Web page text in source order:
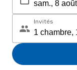
Invités